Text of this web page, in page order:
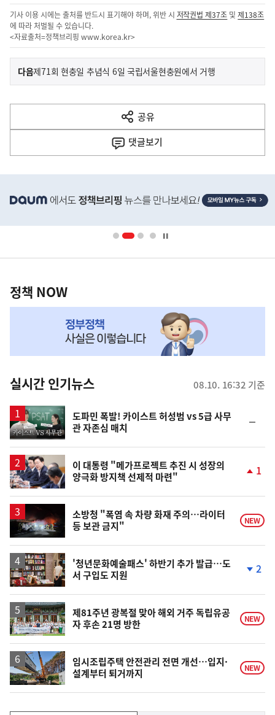
기사 이용 시에는 출처를 반드시 표기해야 하며, 위반 시 저작권법 제37조 및제138조
에 따라 처벌될 수 있습니다.
<자료출처=정책브리핑 www.korea.kr>
이
전
다
음
다음기
제71회 현충일 추념식 6일 국립서울현충원에서 거행
공유
열
기
댓글보기
단
영
책
NOW,
뉴
스
정책 NOW
실시간 인기뉴스 08.10. 16:32 기준
영
상
도파민 폭발! 카이스트 허성범 vs 5급 사무
관 자존심 매치
일
이 대통령 "메가프로젝트 추진 시 성장의
양극화 방지책 선제적 마련"
상
승
1
소방청 "폭염 속 차량 화재 주의…라이터
등 보관 금지"
NEW
'청년문화예술패스' 하반기 추가 발급…도
서 구입도 지원
하
락
2
제81주년 광복절 맞아 해외 거주 독립유공
자 후손 21명 방한
NEW
임시조립주택 안전관리 전면 개선…입지·
설계부터 퇴거까지
NEW